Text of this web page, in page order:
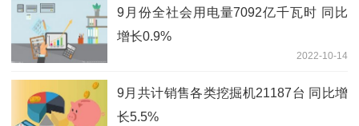
9月份全社会用电量7092亿千瓦时 同比
增长0.9%
2022-10-14
9月共计销售各类挖掘机21187台 同比增
长5.5%